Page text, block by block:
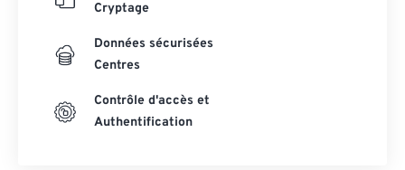
Cryptage
Données sécurisées
Centres
Contrôle d'accès et
Authentification